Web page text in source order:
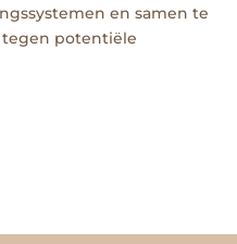
en samen te
tegen potentiële